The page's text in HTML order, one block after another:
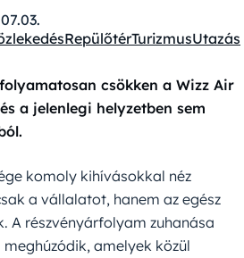
RepülőtérTurizmusUtazás
csökken a Wizz Air
a jelenlegi helyzetben sem
komoly kihívásokkal néz
a vállalatot, hanem az egész
A részvényárfolyam zuhanása
amelyek közül